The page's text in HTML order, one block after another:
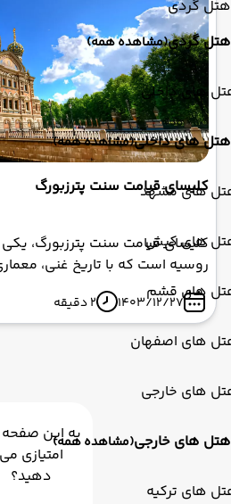
هتل گردی
هتل گردی(مشاهده همه)
های داخلی
هتل های داخلی(مشاهده همه)
های مشهد
های کیش
های قشم
های اصفهان
های خارجی
هتل های خارجی(مشاهده همه)
های ترکیه
بازدید از این شاهکار تاریخی باشد.
کلیسای قیامت سنت پترزبورگ
کلیسای قیامت سنت پترزبورگ،
روسیه است که با تاریخ غنی،
موزاییک‌های زیبا، یکی از
این شهر محسوب می‌شود. با شرکت
از این کلیسا، شما می‌توانید
فرهنگ روسیه کسب کنید. از
گردشگری این شهر نیز بازدید کنید.
تبدیل کنید.
1403/12/27 2 دقیقه
به این
امتیازی می
دهید؟